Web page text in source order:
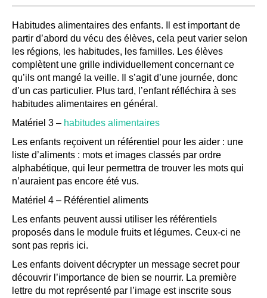
Habitudes alimentaires des enfants. Il est important de
partir d’abord du vécu des élèves, cela peut varier selon
les régions, les habitudes, les familles. Les élèves
complètent une grille individuellement concernant ce
qu’ils ont mangé la veille. Il s’agit d’une journée, donc
d’un cas particulier. Plus tard, l’enfant réfléchira à ses
habitudes alimentaires en général.
Matériel 3 – habitudes alimentaires
Les enfants reçoivent un référentiel pour les aider : une
liste d’aliments : mots et images classés par ordre
alphabétique, qui leur permettra de trouver les mots qui
n’auraient pas encore été vus.
Matériel 4 – Référentiel aliments
Les enfants peuvent aussi utiliser les référentiels
proposés dans le module fruits et légumes. Ceux-ci ne
sont pas repris ici.
Les enfants doivent décrypter un message secret pour
découvrir l’importance de bien se nourrir. La première
lettre du mot représenté par l’image est inscrite sous